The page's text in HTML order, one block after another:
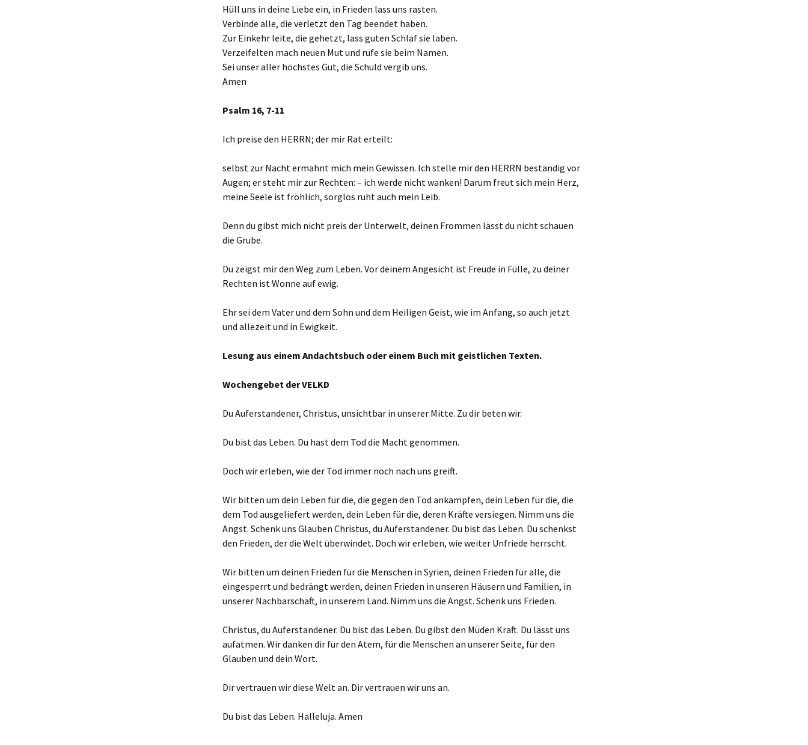
Hüll uns in deine Liebe ein, in Frieden lass uns rasten.
Verbinde alle, die verletzt den Tag beendet haben.
Zur Einkehr leite, die gehetzt, lass guten Schlaf sie laben.
Verzeifelten mach neuen Mut und rufe sie beim Namen.
Sei unser aller höchstes Gut, die Schuld vergib uns.
Amen
Psalm 16, 7-11
Ich preise den HERRN; der mir Rat erteilt:
selbst zur Nacht ermahnt mich mein Gewissen. Ich stelle mir den HERRN beständig vor
Augen; er steht mir zur Rechten: – ich werde nicht wanken! Darum freut sich mein Herz,
meine Seele ist fröhlich, sorglos ruht auch mein Leib.
Denn du gibst mich nicht preis der Unterwelt, deinen Frommen lässt du nicht schauen
die Grube.
Du zeigst mir den Weg zum Leben. Vor deinem Angesicht ist Freude in Fülle, zu deiner
Rechten ist Wonne auf ewig.
Ehr sei dem Vater und dem Sohn und dem Heiligen Geist, wie im Anfang, so auch jetzt
und allezeit und in Ewigkeit.
Lesung aus einem Andachtsbuch oder einem Buch mit geistlichen Texten.
Wochengebet der VELKD
Du Auferstandener, Christus, unsichtbar in unserer Mitte. Zu dir beten wir.
Du bist das Leben. Du hast dem Tod die Macht genommen.
Doch wir erleben, wie der Tod immer noch nach uns greift.
Wir bitten um dein Leben für die, die gegen den Tod ankämpfen, dein Leben für die, die
dem Tod ausgeliefert werden, dein Leben für die, deren Kräfte versiegen. Nimm uns die
Angst. Schenk uns Glauben Christus, du Auferstandener. Du bist das Leben. Du schenkst
den Frieden, der die Welt überwindet. Doch wir erleben, wie weiter Unfriede herrscht.
Wir bitten um deinen Frieden für die Menschen in Syrien, deinen Frieden für alle, die
eingesperrt und bedrängt werden, deinen Frieden in unseren Häusern und Familien, in
unserer Nachbarschaft, in unserem Land. Nimm uns die Angst. Schenk uns Frieden.
Christus, du Auferstandener. Du bist das Leben. Du gibst den Müden Kraft. Du lässt uns
aufatmen. Wir danken dir für den Atem, für die Menschen an unserer Seite, für den
Glauben und dein Wort.
Dir vertrauen wir diese Welt an. Dir vertrauen wir uns an.
Du bist das Leben. Halleluja. Amen